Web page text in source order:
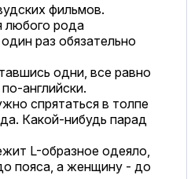
фильмов.
любого рода
раз обязательно
одни, все равно
английски.
спрятаться в толпе
Какой-нибудь парад
L-образное одеяло,
пояса, а женщину - до